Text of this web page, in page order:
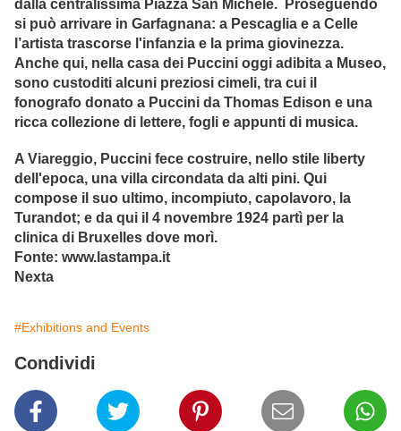
dalla centralissima Piazza San Michele. Proseguendo
si può arrivare in Garfagnana: a Pescaglia e a Celle
l’artista trascorse l'infanzia e la prima giovinezza.
Anche qui, nella casa dei Puccini oggi adibita a Museo,
sono custoditi alcuni preziosi cimeli, tra cui il
fonografo donato a Puccini da Thomas Edison e una
ricca collezione di lettere, fogli e appunti di musica.
A Viareggio, Puccini fece costruire, nello stile liberty
dell'epoca, una villa circondata da alti pini. Qui
compose il suo ultimo, incompiuto, capolavoro, la
Turandot; e da qui il 4 novembre 1924 partì per la
clinica di Bruxelles dove morì.
Fonte: www.lastampa.it
Nexta
#Exhibitions and Events
Condividi